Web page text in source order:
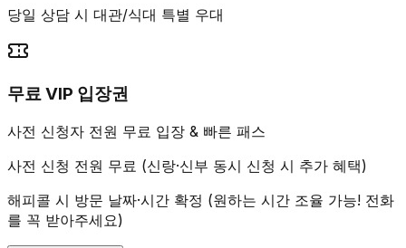
당일 상담 시 대관/식대 특별 우대
무료 VIP 입장권
사전 신청자 전원 무료 입장 & 빠른 패스
사전 신청 전원 무료 (신랑·신부 동시 신청 시 추가 혜택)
해피콜 시 방문 날짜·시간 확정 (원하는 시간 조율 가능! 전화
를 꼭 받아주세요)